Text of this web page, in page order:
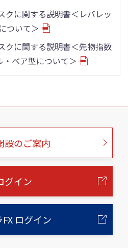
クに関する説明書＜レバレッ
ついて＞
クに関する説明書＜先物指数
ベア型について＞
設のご案内
グイン
FX ログイン